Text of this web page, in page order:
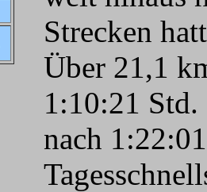
Strecken
Über 21,1
1:10:21 Std.
nach